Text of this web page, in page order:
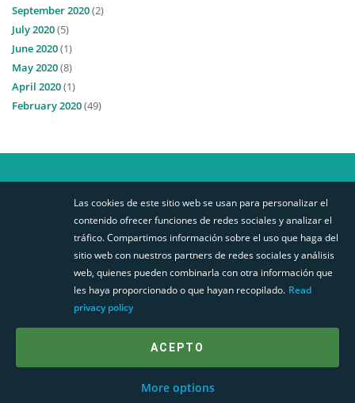
September 2020(2)
July 2020(5)
June 2020(1)
May 2020(8)
April 2020(1)
February 2020(49)
STABILIT EUROPA
MAPA DO SITE
BUSCADOR PERFILES
CANAL DENUNCIAS
SIGA-NOS
Las cookies de este sitio web se usan para personalizar el
contenido ofrecer funciones de redes sociales y analizar el
tráfico. Compartimos información sobre el uso que haga del
sitio web con nuestros partners de redes sociales y análisis
web, quienes pueden combinarla con otra información que
les haya proporcionado o que hayan recopilado. Read
privacy policy
ACEPTO
More options